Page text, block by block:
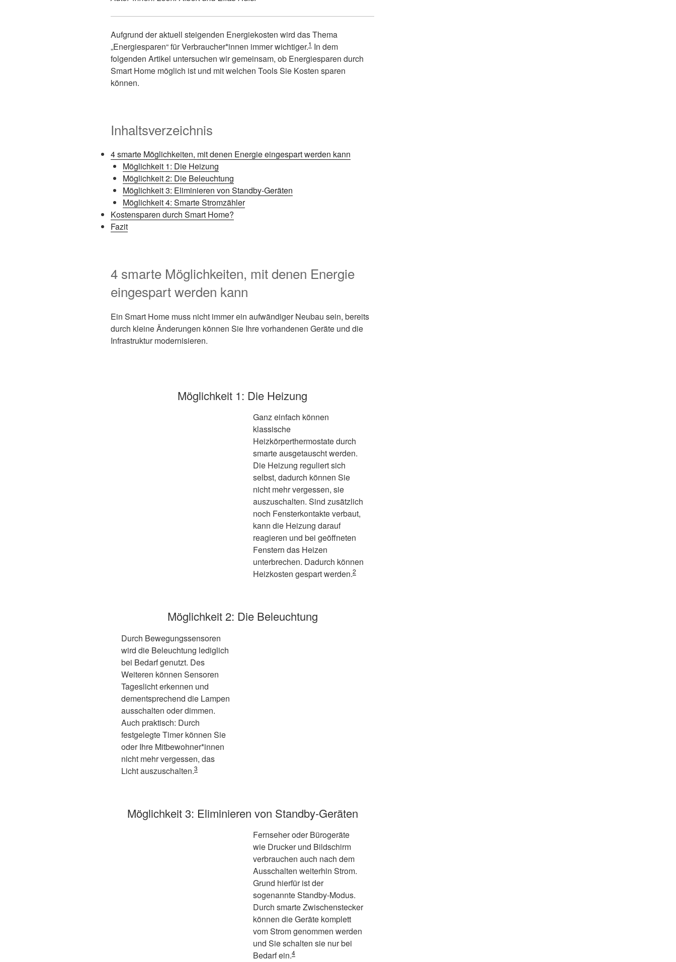
Aufgrund der aktuell steigenden Energiekosten wird das Thema
„Energiesparen“ für Verbraucher*innen immer wichtiger.1 In dem
folgenden Artikel untersuchen wir gemeinsam, ob Energiesparen durch
Smart Home möglich ist und mit welchen Tools Sie Kosten sparen
können.
Inhaltsverzeichnis
4 smarte Möglichkeiten, mit denen Energie eingespart werden kann
Möglichkeit 1: Die Heizung
Möglichkeit 2: Die Beleuchtung
Möglichkeit 3: Eliminieren von Standby-Geräten
Möglichkeit 4: Smarte Stromzähler
Kostensparen durch Smart Home?
Fazit
4 smarte Möglichkeiten, mit denen Energie
eingespart werden kann
Ein Smart Home muss nicht immer ein aufwändiger Neubau sein, bereits
durch kleine Änderungen können Sie Ihre vorhandenen Geräte und die
Infrastruktur modernisieren.
Möglichkeit 1: Die Heizung
Ganz einfach können
klassische
Heizkörperthermostate durch
smarte ausgetauscht werden.
Die Heizung reguliert sich
selbst, dadurch können Sie
nicht mehr vergessen, sie
auszuschalten. Sind zusätzlich
noch Fensterkontakte verbaut,
kann die Heizung darauf
reagieren und bei geöffneten
Fenstern das Heizen
unterbrechen. Dadurch können
Heizkosten gespart werden.2
Möglichkeit 2: Die Beleuchtung
Durch Bewegungssensoren
wird die Beleuchtung lediglich
bei Bedarf genutzt. Des
Weiteren können Sensoren
Tageslicht erkennen und
dementsprechend die Lampen
ausschalten oder dimmen.
Auch praktisch: Durch
festgelegte Timer können Sie
oder Ihre Mitbewohner*innen
nicht mehr vergessen, das
Licht auszuschalten.3
Möglichkeit 3: Eliminieren von Standby-Geräten
Fernseher oder Bürogeräte
wie Drucker und Bildschirm
verbrauchen auch nach dem
Ausschalten weiterhin Strom.
Grund hierfür ist der
sogenannte Standby-Modus.
Durch smarte Zwischenstecker
können die Geräte komplett
vom Strom genommen werden
und Sie schalten sie nur bei
Bedarf ein.4